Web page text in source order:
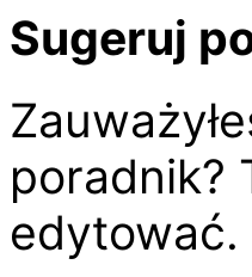
Sugeruj
poradnik?
edytować.